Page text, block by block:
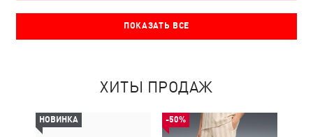
ПОКАЗАТЬ ВСЕ
ХИТЫ ПРОДАЖ
НОВИНКА -50%